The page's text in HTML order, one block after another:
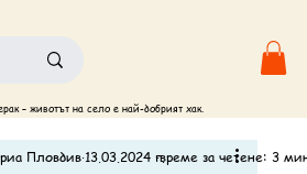
– животът на село е най-добрият хак.
Пловдив13.03.2024 г.време за четене: 3